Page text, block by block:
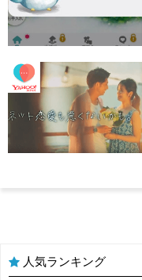
人気ランキング